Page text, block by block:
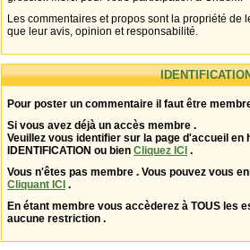
Les commentaires et propos sont la propriété de
que leur avis, opinion et responsabilité.
Pour poster un commentaire il faut être
Si vous avez déjà un accès membre .
Veuillez vous identifier sur la page d'accueil en
IDENTIFICATION ou bien Cliquez ICI .
Vous n'êtes pas membre . Vous pouvez vous
Cliquant ICI .
En étant membre vous accèderez à TOUS les
aucune restriction .